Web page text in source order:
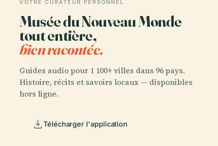
VOTRE CURATEUR PERSONNEL
Musée du Nouveau Monde
tout entière,
bien racontée.
Guides audio pour 1 100+ villes dans 96 pays.
Histoire, récits et savoirs locaux — disponibles
hors ligne.
Télécharger l'application